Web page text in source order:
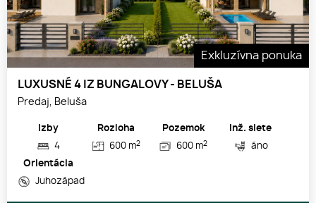
Exkluzívna ponuka
LUXUSNÉ 4 IZ BUNGALOVY - BELUŠA
Predaj, Beluša
Izby
4
Rozloha
600 m2
Pozemok
600 m2
Inž. siete
áno
Orientácia
Juhozápad